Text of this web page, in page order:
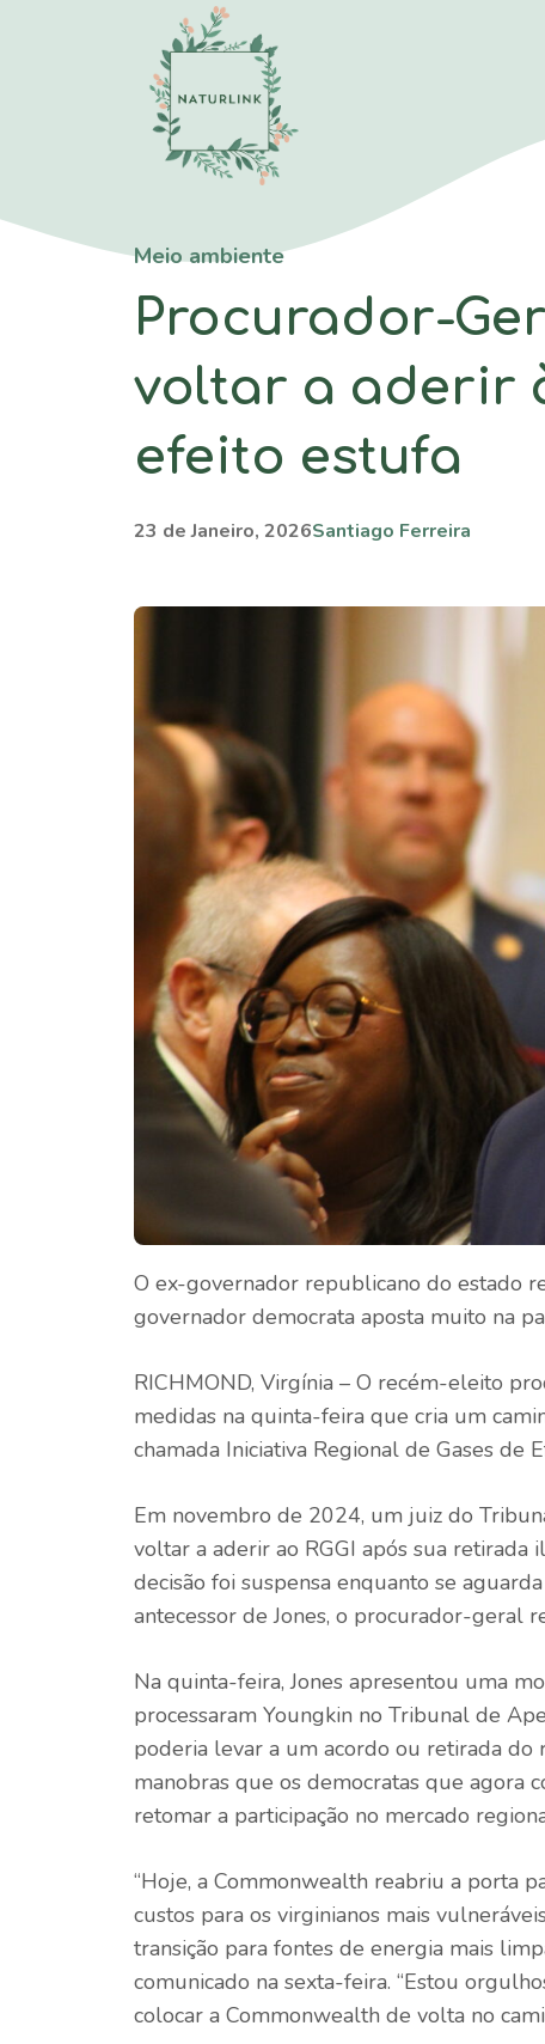
Meio ambiente
Procurador-
voltar a aderir
efeito estufa
23 de Janeiro, 2026Santiago Ferreira
O ex-governador republicano do estado
governador democrata aposta muito na
RICHMOND, Virgínia – O recém-eleito
medidas na quinta-feira que cria um
chamada Iniciativa Regional de Gases de
Em novembro de 2024, um juiz do
voltar a aderir ao RGGI após sua retirada
decisão foi suspensa enquanto se
antecessor de Jones, o procurador-geral
Na quinta-feira, Jones apresentou uma
processaram Youngkin no Tribunal de
poderia levar a um acordo ou retirada do
manobras que os democratas que agora
retomar a participação no mercado
“Hoje, a Commonwealth reabriu a porta
custos para os virginianos mais
transição para fontes de energia mais
comunicado na sexta-feira. “Estou
colocar a Commonwealth de volta no